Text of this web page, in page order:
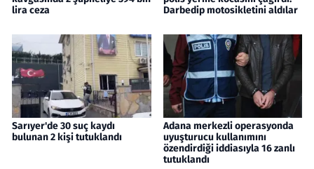
lira ceza
Darbedip motosikletini aldılar
Sarıyer'de 30 suç kaydı
bulunan 2 kişi tutuklandı
Adana merkezli operasyonda
uyuşturucu kullanımını
özendirdiği iddiasıyla 16 zanlı
tutuklandı